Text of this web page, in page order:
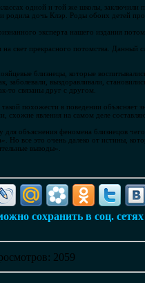
одной и той же школы, заключили
родила дочь Клэр. Роды обоих детей
эксперта нашего издания
свет прекрасного потомства. Данный
близнецы, которые
заболевали, выздоравливали,
то связаны друг с другом.
похожести в поведении
схожие явления на самом деле
объяснения феномена близнецов
Но все это очень далеко от истины,
выводы».
сохранить в соц.
: 2059